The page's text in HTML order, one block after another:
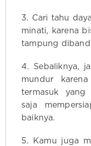
3. Cari tahu
minati, karena
tampung
4. Sebaliknya,
mundur
termasuk yang
saja
baiknya.
5. Kamu juga